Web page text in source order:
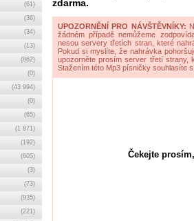
zdarma.
UPOZORNĚNÍ PRO NÁVŠTĚVNÍKY:
žádném případě nemůžeme
nesou servery třetích stran, které
Pokud si myslíte, že nahrávka
upozorněte prosím server třetí strany,
Stažením této Mp3 písničky souhlasíte
Čekejte
(61)
(36)
(34)
(13)
(862)
(0)
(43 994)
(0)
(65)
(1 871)
(192)
(605)
(3)
(73)
(935)
(221)